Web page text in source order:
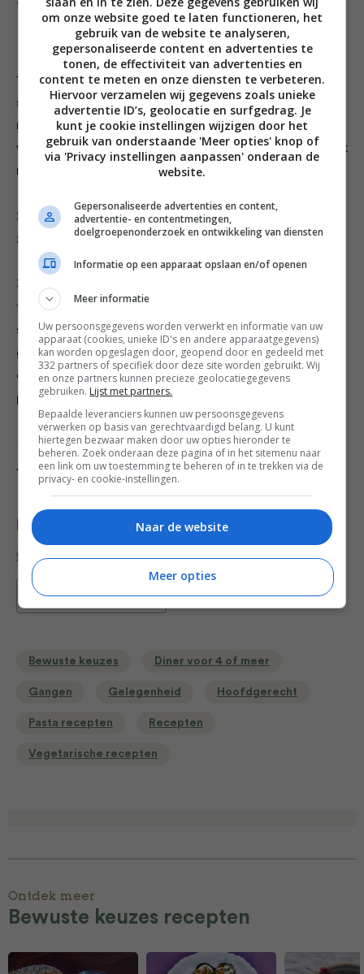
1. Maak alle knoflooktenen los en verwijder het
schilletje. Kook ze 30-40 minuten in de wijn-
metbouillon, tot de tenen superzacht zijn en de
vloeistof zo goed als ingekookt (let op dat de knoflook
niet verbrandt als er weinig vocht in de pan zit).
2. Verhit intussen een grote pan met ruim water met
zout en kook de tagliatelle beetgaar.
3. Prak de knoflooktenen, die nu helemaal zacht zijn,
fijn en giet de room erbij. Warm goed door, breng op
smaak met peper en zout en doe op het laatst de grof
gehakte snijbiet erdoor. Laat de blaadjes meewarmen
en wat slinken. Schep door de pasta en bestrooi met
parmezaan.
Credits: Productie & receptuur Marian Flint – Fotografie
Anna de Leeuw – Foodstyling Anoek Lorjé
Deel dit recept
Bewaar recept
Bewuste keuzes Diner voor 4 of meer
Gangen Gelegenheid Hoofdgerecht
Pasta recepten Recepten
Vegetarische recepten
Ontdek meer
Bewuste keuzes recepten
om onze website goed te laten functioneren, het
gebruik van de website te analyseren,
gepersonaliseerde content en advertenties te
tonen, de effectiviteit van advertenties en
content te meten en onze diensten te verbeteren.
Hiervoor verzamelen wij gegevens zoals unieke
advertentie ID’s, geolocatie en surfgedrag. Je
kunt je cookie instellingen wijzigen door het
gebruik van onderstaande 'Meer opties' knop of
via 'Privacy instellingen aanpassen' onderaan de
website.
Gepersonaliseerde advertenties en content,
advertentie- en contentmetingen,
doelgroepenonderzoek en ontwikkeling van diensten
Informatie op een apparaat opslaan en/of openen
Meer informatie
Uw persoonsgegevens worden verwerkt en informatie van uw
apparaat (cookies, unieke ID's en andere apparaatgegevens)
kan worden opgeslagen door, geopend door en gedeeld met
332 partners of specifiek door deze site worden gebruikt. Wij
en onze partners kunnen precieze geolocatiegegevens
gebruiken. Lijst met partners.
Bepaalde leveranciers kunnen uw persoonsgegevens
verwerken op basis van gerechtvaardigd belang. U kunt
hiertegen bezwaar maken door uw opties hieronder te
beheren. Zoek onderaan deze pagina of in het sitemenu naar
een link om uw toestemming te beheren of in te trekken via de
privacy- en cookie-instellingen.
Naar de website
Meer opties